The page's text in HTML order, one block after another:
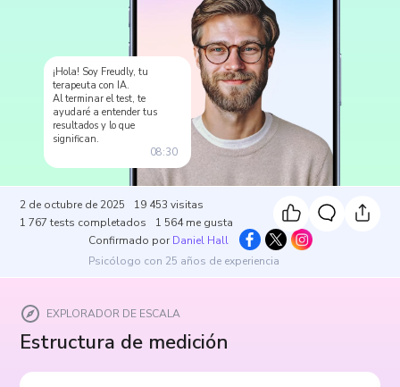
¡Hola! Soy Freudly, tu
terapeuta con IA.
Al terminar el test, te
ayudaré a entender tus
resultados y lo que
significan.
08:30
2 de octubre de 2025 19 453 visitas
1 767 tests completados 1 564 me gusta
Confirmado por Daniel Hall
Psicólogo con 25 años de experiencia
EXPLORADOR DE ESCALA
Estructura de medición